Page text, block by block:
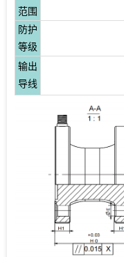
范围
防护
等级
输出
导线